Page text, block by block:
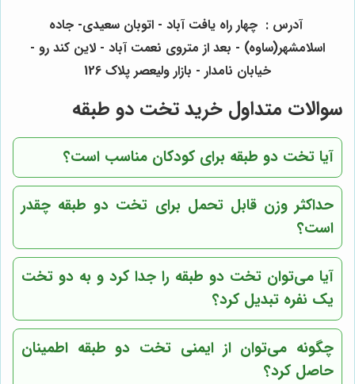
آدرس : چهار راه یافت آباد - اتوبان سعیدی- جاده
اسلامشهر(ساوه) - بعد از متروی نعمت آباد - لاین کند رو -
خیابان نامدار - بازار ولیعصر پلاک 126
سوالات متداول خرید تخت دو طبقه
آیا تخت دو طبقه برای کودکان مناسب است؟
حداکثر وزن قابل تحمل برای تخت دو طبقه چقدر
است؟
آیا می‌توان تخت دو طبقه را جدا کرد و به دو تخت
یک نفره تبدیل کرد؟
چگونه می‌توان از ایمنی تخت دو طبقه اطمینان
حاصل کرد؟